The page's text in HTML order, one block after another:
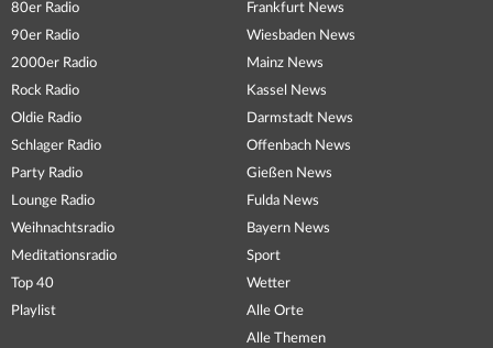
80er Radio
90er Radio
2000er Radio
Rock Radio
Oldie Radio
Schlager Radio
Party Radio
Lounge Radio
Weihnachtsradio
Meditationsradio
Top 40
Playlist
Frankfurt News
Wiesbaden News
Mainz News
Kassel News
Darmstadt News
Offenbach News
Gießen News
Fulda News
Bayern News
Sport
Wetter
Alle Orte
Alle Themen